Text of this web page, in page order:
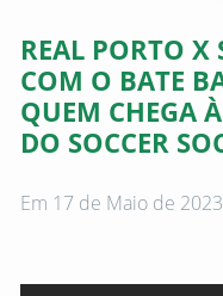
Sobre
nós
Anunciar
aqui
Consultar
REAL PORTO
COM O BATE
QUEM CHEGA
DO SOCCER
Em 17 de Maio de